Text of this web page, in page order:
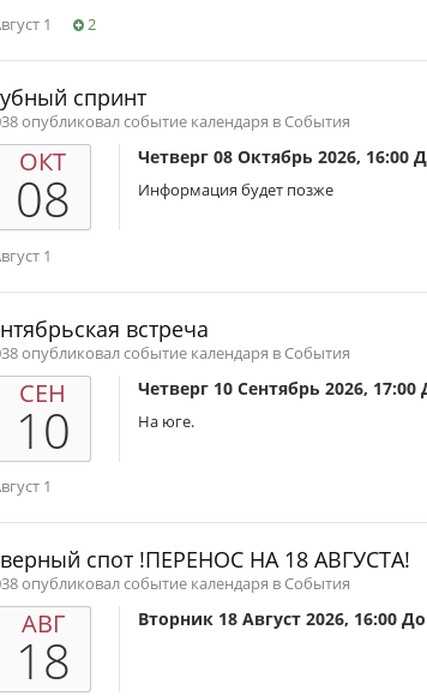
1
2
спринт
опубликовал событие календаря в События
ОКТ
08
Четверг 08 Октябрь 2026, 16:00
Информация будет позже
1
встреча
опубликовал событие календаря в События
СЕН
10
Четверг 10 Сентябрь 2026, 17:00
На юге.
1
спот !ПЕРЕНОС НА 18 АВГУСТА!
опубликовал событие календаря в События
АВГ
18
Вторник 18 Август 2026, 16:00 До